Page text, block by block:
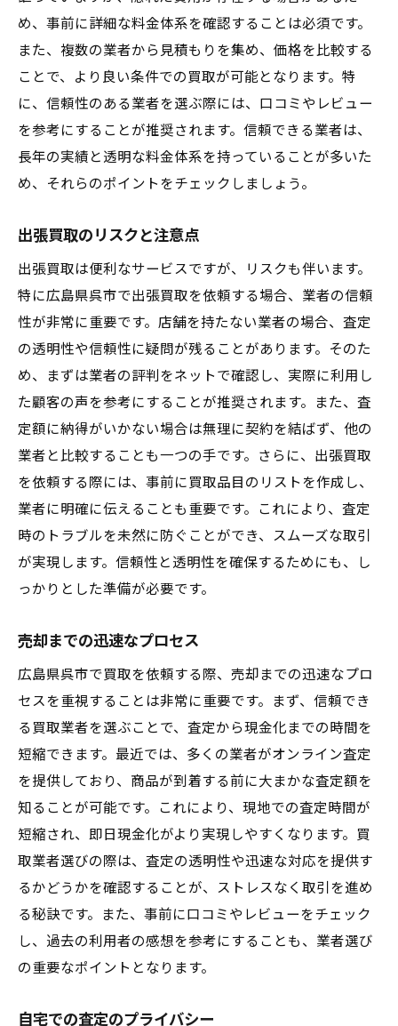
め、事前に詳細な料金体系を確認することは必須です。
また、複数の業者から見積もりを集め、価格を比較する
ことで、より良い条件での買取が可能となります。特
に、信頼性のある業者を選ぶ際には、口コミやレビュー
を参考にすることが推奨されます。信頼できる業者は、
長年の実績と透明な料金体系を持っていることが多いた
め、それらのポイントをチェックしましょう。
出張買取のリスクと注意点
出張買取は便利なサービスですが、リスクも伴います。
特に広島県呉市で出張買取を依頼する場合、業者の信頼
性が非常に重要です。店舗を持たない業者の場合、査定
の透明性や信頼性に疑問が残ることがあります。そのた
め、まずは業者の評判をネットで確認し、実際に利用し
た顧客の声を参考にすることが推奨されます。また、査
定額に納得がいかない場合は無理に契約を結ばず、他の
業者と比較することも一つの手です。さらに、出張買取
を依頼する際には、事前に買取品目のリストを作成し、
業者に明確に伝えることも重要です。これにより、査定
時のトラブルを未然に防ぐことができ、スムーズな取引
が実現します。信頼性と透明性を確保するためにも、し
っかりとした準備が必要です。
売却までの迅速なプロセス
広島県呉市で買取を依頼する際、売却までの迅速なプロ
セスを重視することは非常に重要です。まず、信頼でき
る買取業者を選ぶことで、査定から現金化までの時間を
短縮できます。最近では、多くの業者がオンライン査定
を提供しており、商品が到着する前に大まかな査定額を
知ることが可能です。これにより、現地での査定時間が
短縮され、即日現金化がより実現しやすくなります。買
取業者選びの際は、査定の透明性や迅速な対応を提供す
るかどうかを確認することが、ストレスなく取引を進め
る秘訣です。また、事前に口コミやレビューをチェック
し、過去の利用者の感想を参考にすることも、業者選び
の重要なポイントとなります。
自宅での査定のプライバシー